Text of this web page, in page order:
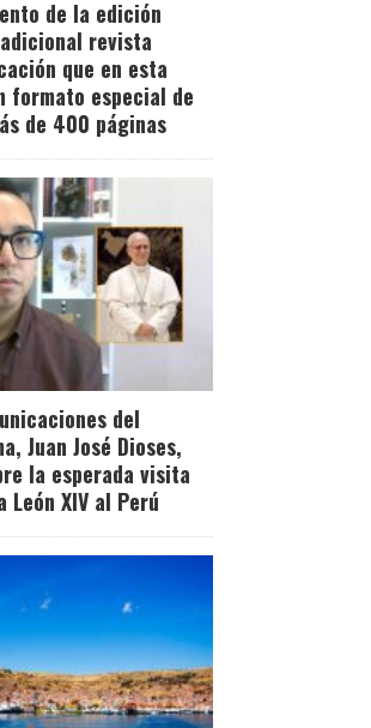
de la edición
revista
que en esta
formato especial de
de 400 páginas
del
Juan José Dioses,
la esperada visita
XIV al Perú